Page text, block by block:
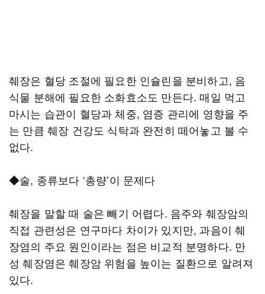
췌장은 혈당 조절에 필요한 인슐린을 분비하고, 음
식물 분해에 필요한 소화효소도 만든다. 매일 먹고
마시는 습관이 혈당과 체중, 염증 관리에 영향을 주
는 만큼 췌장 건강도 식탁과 완전히 떼어놓고 볼 수
없다.
◆술, 종류보다 ‘총량’이 문제다
췌장을 말할 때 술은 빼기 어렵다. 음주와 췌장암의
직접 관련성은 연구마다 차이가 있지만, 과음이 췌
장염의 주요 원인이라는 점은 비교적 분명하다. 만
성 췌장염은 췌장암 위험을 높이는 질환으로 알려져
있다.